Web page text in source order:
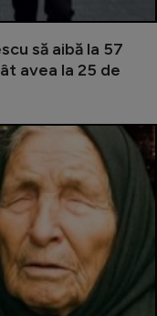
să aibă la 57
avea la 25 de